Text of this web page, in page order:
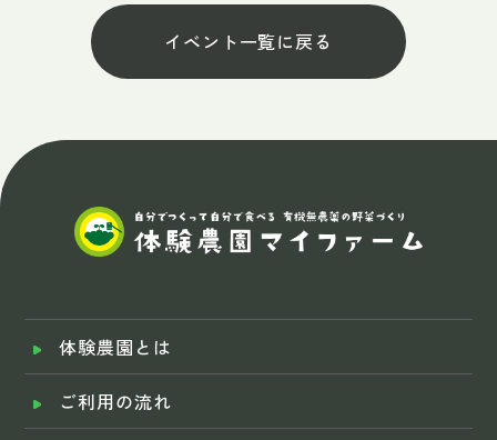
イベント一覧に戻る
体験農園とは
ご利用の流れ